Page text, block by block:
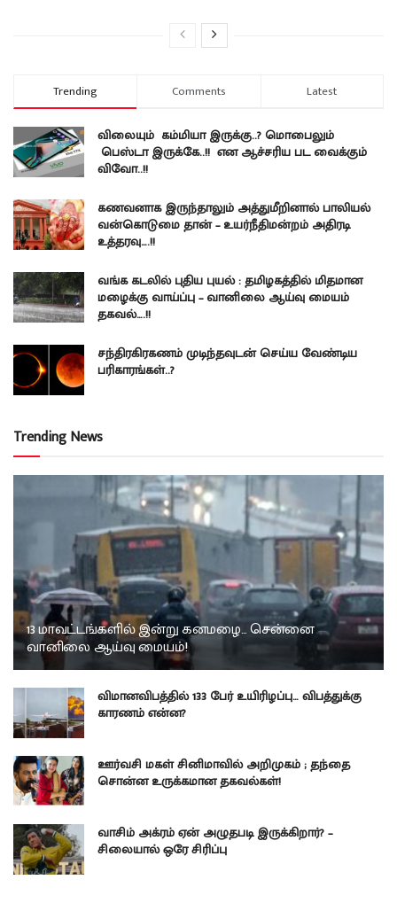
Trending Comments Latest
விலையும் கம்மியா இருக்கு..? மொபைலும்
பெஸ்டா இருக்கே..!! என ஆச்சரிய பட வைக்கும்
விவோ..!!
கணவனாக இருந்தாலும் அத்துமீறினால் பாலியல்
வன்கொடுமை தான் – உயர்நீதிமன்றம் அதிரடி
உத்தரவு….!!
வங்க கடலில் புதிய புயல் : தமிழகத்தில் மிதமான
மழைக்கு வாய்ப்பு – வானிலை ஆய்வு மையம்
தகவல்….!!
சந்திரகிரகணம் முடிந்தவுடன் செய்ய வேண்டிய
பரிகாரங்கள்..?
Trending News
13 மாவட்டங்களில் இன்று கனமழை… சென்னை
வானிலை ஆய்வு மையம்!
விமானவிபத்தில் 133 பேர் உயிரிழப்பு… விபத்துக்கு
காரணம் என்ன?
ஊர்வசி மகள் சினிமாவில் அறிமுகம் ; தந்தை
சொன்ன உருக்கமான தகவல்கள்!
வாசிம் அக்ரம் ஏன் அழுதபடி இருக்கிறார்? –
சிலையால் ஒரே சிரிப்பு